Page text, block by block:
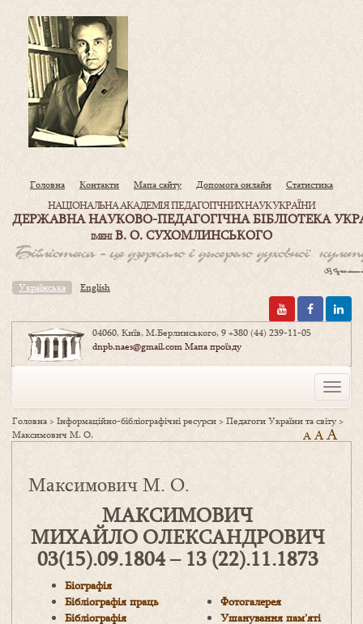
Головна Контакти Мапа сайту Допомога онлайн Статистика
НАЦІОНАЛЬНА АКАДЕМІЯ ПЕДАГОГІЧНИХ НАУК УКРАЇНИ
ДЕРЖАВНА НАУКОВО-ПЕДАГОГІЧНА БІБЛІОТЕКА
ІМЕНІВ. О. СУХОМЛИНСЬКОГО
Українська English
04060, Київ, М.Берлинського, 9+380 (44) 239-11-05
dnpb.naes@gmail.comМапа проїзду
Toggle
Головна >Інформаційно-бібліографічні ресурси >Педагоги України та світу>
Максимович М. О.
A AA
Максимович М. О.
МАКСИМОВИЧ
МИХАЙЛО ОЛЕКСАНДРОВИЧ
03(15).09.1804 – 13 (22).11.1873
Біографія
Бібліографія праць
Бібліографія
Фотогалерея
Ушанування пам’яті